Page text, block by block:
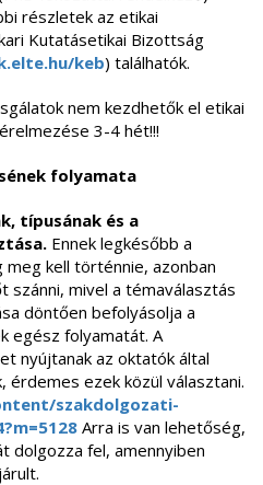
részletek az etikai
Kutatásetikai Bizottság
keb) találhatók.
nem kezdhetők el etikai
3-4 hét!!!
folyamata
típusának és a
Ennek legkésőbb a
kell történnie, azonban
mivel a témaválasztás
döntően befolyásolja a
egész folyamatát. A
nyújtanak az oktatók által
ezek közül választani.
szakdolgozati-
Arra is van lehetőség,
dolgozza fel, amennyiben